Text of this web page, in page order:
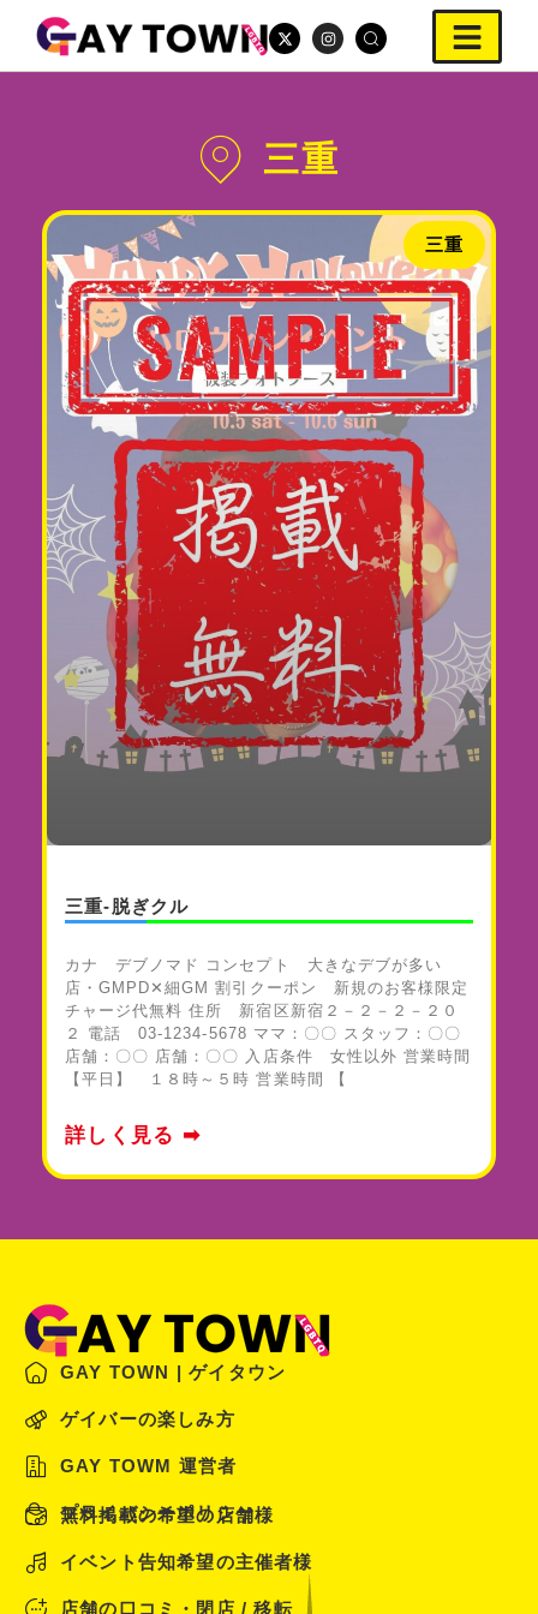
三重
三重
三重-脱ぎクル
カナ デブノマド コンセプト 大きなデブが多い
店・GMPD✕細GM 割引クーポン 新規のお客様限定
チャージ代無料 住所 新宿区新宿２－２－２－２０
２ 電話 03-1234-5678 ママ：〇〇 スタッフ：〇〇
店舗：〇〇 店舗：〇〇 入店条件 女性以外 営業時間
【平日】 １８時～５時 営業時間 【
詳しく見る ➡
GAY TOWN | ゲイタウン
ゲイバーの楽しみ方
GAY TOWM 運営者
プライバシーポリシー
無料掲載の希望の店舗様
イベント告知希望の主催者様
店舗の口コミ・閉店 / 移転